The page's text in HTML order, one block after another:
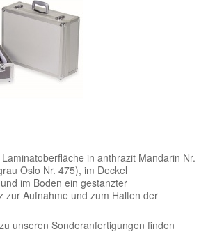
in anthrazit Mandarin Nr.
Oslo Nr. 475), im Deckel
im Boden ein gestanzter
zur Aufnahme und zum Halten der
unseren Sonderanfertigungen finden